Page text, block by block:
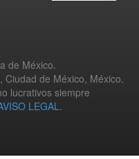
de México.
Ciudad de México, México.
lucrativos siempre
LEGAL.